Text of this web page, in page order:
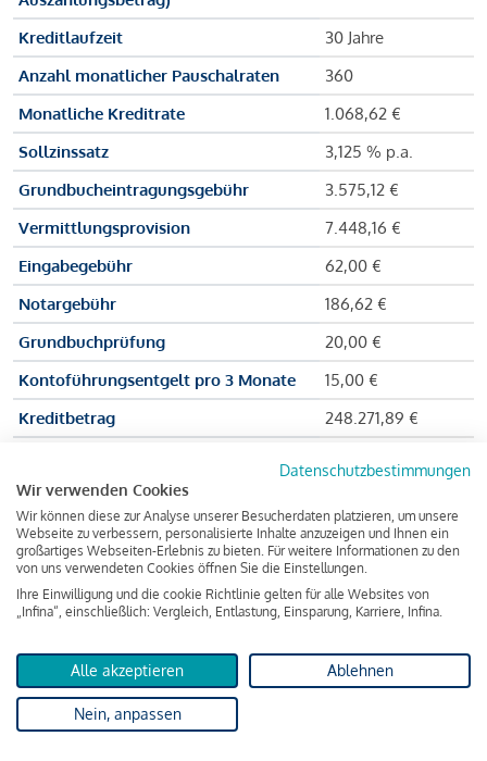
Kreditlaufzeit
30 Jahre
Anzahl monatlicher Pauschalraten
360
Monatliche Kreditrate
1.068,62 €
Sollzinssatz
3,125 % p.a.
Grundbucheintragungsgebühr
3.575,12 €
Vermittlungsprovision
7.448,16 €
Eingabegebühr
62,00 €
Notargebühr
186,62 €
Grundbuchprüfung
20,00 €
Kontoführungsentgelt pro 3 Monate
15,00 €
Kreditbetrag
248.271,89 €
Zu zahlender Gesamtbetrag
Kreditvermittler
INFINA Credit
Broker GmbH
von 237.000 Euro ausgezahlt, um die Wohnung zu kaufen.
Darüber hinaus fallen aber noch einige Gebühren an (z. B. die
Grundbucheintragungsgebühr), sodass die Bank den
Datenschutzbestimmungen
Wir verwenden Cookies
Wir können diese zur Analyse unserer Besucherdaten platzieren, um unsere
Webseite zu verbessern, personalisierte Inhalte anzuzeigen und Ihnen ein
großartiges Webseiten-Erlebnis zu bieten. Für weitere Informationen zu den
von uns verwendeten Cookies öffnen Sie die Einstellungen.
Ihre Einwilligung und die cookie Richtlinie gelten für alle Websites von
„Infina“, einschließlich: Vergleich, Entlastung, Einsparung, Karriere, Infina.
Alle akzeptieren Ablehnen
Nein, anpassen